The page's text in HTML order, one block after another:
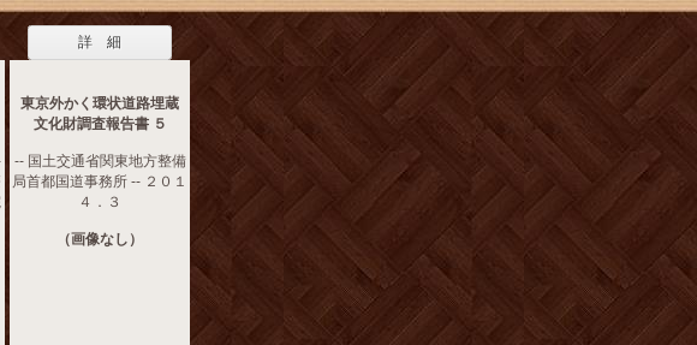
詳 細
東京外かく環状道路埋蔵
文化財調査報告書 ５
-- 国土交通省関東地方整備
局首都国道事務所 -- ２０１
４．３
（画像なし）